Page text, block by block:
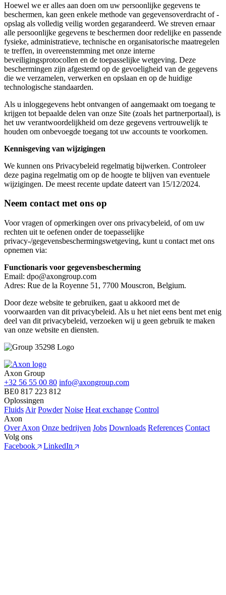
Hoewel we er alles aan doen om uw persoonlijke gegevens te
beschermen, kan geen enkele methode van gegevensoverdracht of -
opslag als volledig veilig worden gegarandeerd. We streven ernaar
alle persoonlijke gegevens te beschermen door redelijke en passende
fysieke, administratieve, technische en organisatorische maatregelen
te treffen, in overeenstemming met onze interne
beveiligingsprotocollen en de toepasselijke wetgeving. Deze
beschermingen zijn afgestemd op de gevoeligheid van de gegevens
die we verzamelen, verwerken en opslaan en op de huidige
technologische standaarden.
Als u inloggegevens hebt ontvangen of aangemaakt om toegang te
krijgen tot bepaalde delen van onze Site (zoals het partnerportaal), is
het uw verantwoordelijkheid om deze gegevens vertrouwelijk te
houden om onbevoegde toegang tot uw accounts te voorkomen.
Kennisgeving van wijzigingen
We kunnen ons Privacybeleid regelmatig bijwerken. Controleer
deze pagina regelmatig om op de hoogte te blijven van eventuele
wijzigingen. De meest recente update dateert van 15/12/2024.
Neem contact met ons op
Voor vragen of opmerkingen over ons privacybeleid, of om uw
rechten uit te oefenen onder de toepasselijke
privacy-/gegevensbeschermingswetgeving, kunt u contact met ons
opnemen via:
Functionaris voor gegevensbescherming
Email: dpo@axongroup.com
Adres: Rue de la Royenne 51, 7700 Mouscron, Belgium.
Door deze website te gebruiken, gaat u akkoord met de
voorwaarden van dit privacybeleid. Als u het niet eens bent met enig
deel van dit privacybeleid, verzoeken wij u geen gebruik te maken
van onze website en diensten.
Axon Group
+32 56 55 00 80 info@axongroup.com
BE0 817 223 812
Oplossingen
Fluids Air Powder Noise Heat exchange Control
Axon
Over Axon Onze bedrijven Jobs Downloads References Contact
Volg ons
Facebook
LinkedIn